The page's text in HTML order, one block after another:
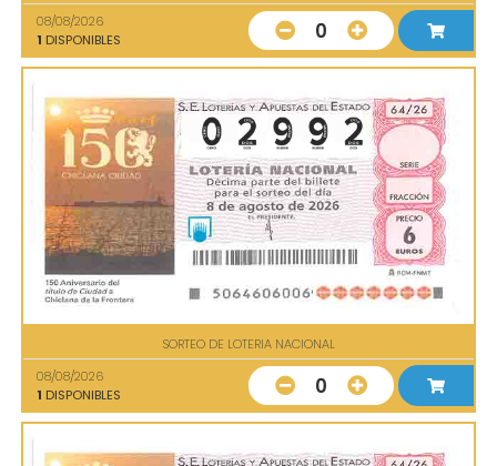
08/08/2026
1 DISPONIBLES 0
SORTEO DE LOTERIA NACIONAL
08/08/2026
1 DISPONIBLES 0